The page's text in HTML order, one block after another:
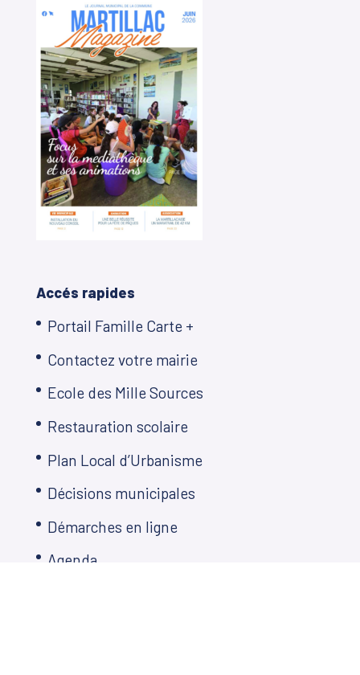
Accés rapides
Portail Famille Carte +
Contactez votre mairie
Ecole des Mille Sources
Restauration scolaire
Plan Local d’Urbanisme
Décisions municipales
Démarches en ligne
Agenda